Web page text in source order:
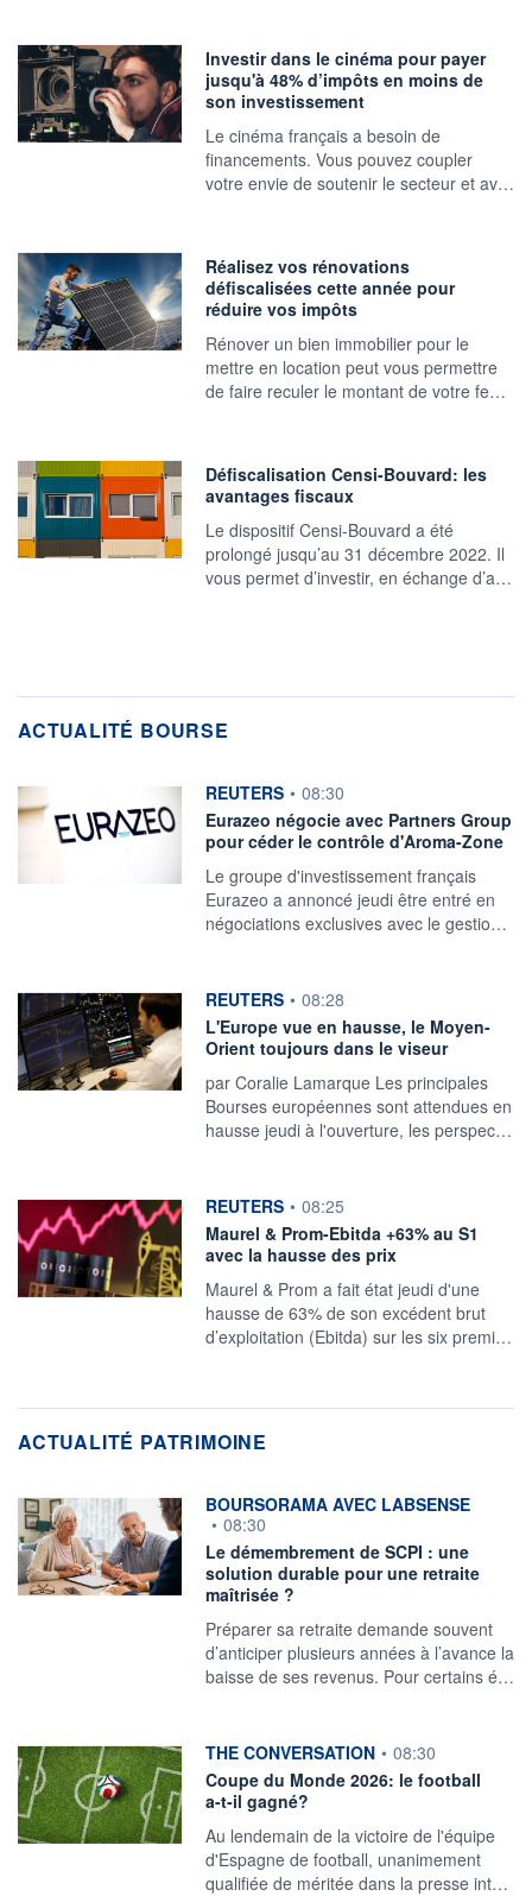
Investir dans le cinéma pour payer
jusqu'à 48% d’impôts en moins de
son investissement
Le cinéma français a besoin de
financements. Vous pouvez coupler
votre envie de soutenir le secteur et av…
Réalisez vos rénovations
défiscalisées cette année pour
réduire vos impôts
Rénover un bien immobilier pour le
mettre en location peut vous permettre
de faire reculer le montant de votre fe…
Défiscalisation Censi-Bouvard: les
avantages fiscaux
Le dispositif Censi-Bouvard a été
prolongé jusqu’au 31 décembre 2022. Il
vous permet d’investir, en échange d’a…
ACTUALITÉ BOURSE
information fournie par
REUTERS • 08:30
Eurazeo négocie avec Partners Group
pour céder le contrôle d'Aroma-Zone
‌Le groupe d'investissement français ​
Eurazeo a annoncé jeudi être entré en
négociations exclusives ​avec le gestio…
information fournie par
REUTERS • 08:28
L'Europe vue en hausse, le Moyen-
Orient toujours dans le viseur
par Coralie Lamarque Les principales
Bourses européennes sont attendues en
hausse jeudi à l'ouverture, les perspec…
information fournie par
REUTERS • 08:25
Maurel & Prom-Ebitda +63% au S1
avec la hausse des prix
Maurel & Prom a ‌fait état jeudi d'une
hausse de 63% de ​son excédent brut
d’exploitation (Ebitda) sur les six premi…
ACTUALITÉ PATRIMOINE
information fournie par
BOURSORAMA AVEC LABSENSE
• 08:30
Le démembrement de SCPI : une
solution durable pour une retraite
maîtrisée ?
Préparer sa retraite demande souvent
d’anticiper plusieurs années à l’avance la
baisse de ses revenus. Pour certains é…
information fournie par
THE CONVERSATION • 08:30
Coupe du Monde 2026: le football
a‑t‑il gagné?
Au lendemain de la victoire de l'équipe
d'Espagne de football, unanimement
qualifiée de méritée dans la presse int…